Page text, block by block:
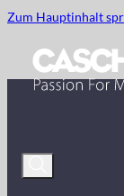
Zum Hauptinhalt